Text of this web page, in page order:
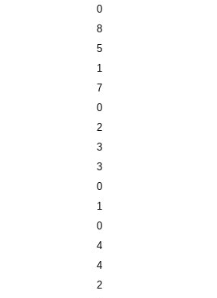
0
8
5
1
7
0
2
3
3
0
1
0
4
4
2